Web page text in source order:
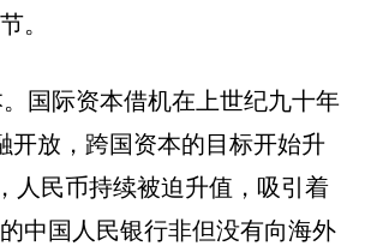
。
国际资本借机在上世纪九十年
开放，跨国资本的目标开始升
人民币持续被迫升值，吸引着
中国人民银行非但没有向海外